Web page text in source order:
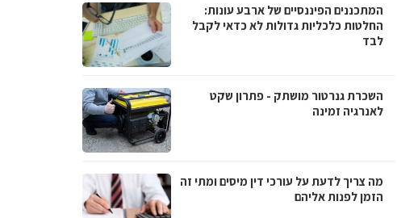
המתכננים הפיננסיים של ארבע עונות:
החלטות כלכליות גדולות לא כדאי לקבל
לבד
השכרת גנרטור מושתק - פתרון שקט
לאנרגיה זמינה
מה צריך לדעת על עורכי דין מיסים ומתי זה
הזמן לפנות אליהם